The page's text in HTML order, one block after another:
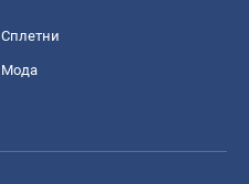
Сплетни
Мода